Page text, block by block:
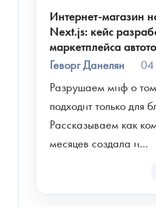
Интернет-магазин
Next.js: кейс
маркетплейса
Геворг Данелян
04
Разрушаем миф о
подходит только для
Рассказываем как
месяцев создала и...